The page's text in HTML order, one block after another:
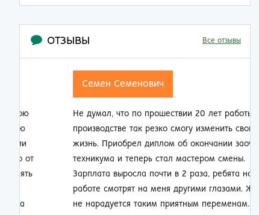
ОТЗЫВЫ Все отзывы
Семен Семенович
Не думал, что по прошествии 20 лет работы на
производстве так резко смогу изменить свою
жизнь. Приобрел диплом об окончании заочно
техникума и теперь стал мастером смены.
Зарплата выросла почти в 2 раза, ребята на
работе смотрят на меня другими глазами. Жена
не нарадуется таким приятным переменам.